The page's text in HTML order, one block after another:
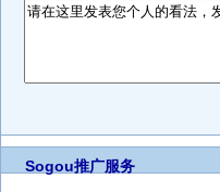
Sogou推广服务